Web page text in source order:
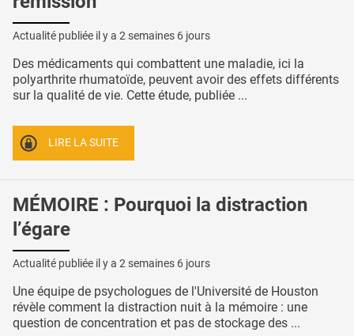
Actualité publiée il y a 2 semaines 6 jours
Des médicaments qui combattent une maladie, ici la
polyarthrite rhumatoïde, peuvent avoir des effets différents
sur la qualité de vie. Cette étude, publiée ...
LIRE LA SUITE
MÉMOIRE : Pourquoi la distraction
l’égare
Actualité publiée il y a 2 semaines 6 jours
Une équipe de psychologues de l'Université de Houston
révèle comment la distraction nuit à la mémoire : une
question de concentration et pas de stockage des ...